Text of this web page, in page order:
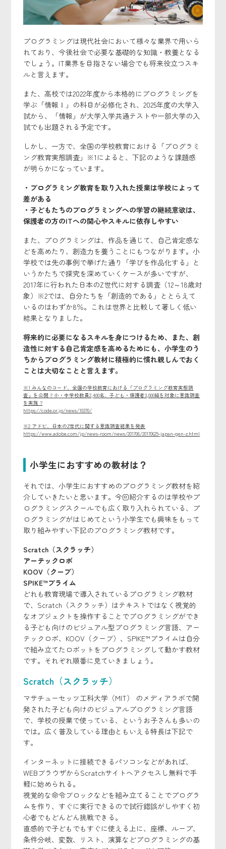
プログラミングは現代社会において様々な業界で用いら
れており、今後社会で必要な基礎的な知識・教養となる
でしょう。IT業界を目指さない場合でも将来役立つスキ
ルと言えます。
また、高校では2022年度から本格的にプログラミングを
学ぶ「情報Ⅰ」の科目が必修化され、2025年度の大学入
試から、「情報」が大学入学共通テストや一部大学の入
試でも出題される予定です。
しかし、一方で、全国の学校教育における「プログラミ
ング教育実態調査」 ※1 によると、下記のような課題感
が明らかになっています。
・プログラミング教育を取り入れた授業は学校によって
差がある
・子どもたちのプログラミングへの学習の継続意欲は、
保護者の方のITへの関心やスキルに依存しやすい
また、プログラミングは、作品を通じて、自己肯定感な
どを高めたり、創造力を養うことにもつながります。小
学校では先の事例で挙げた通り「学びを作品化する」と
いうかたちで探究を深めていくケースが多いですが、
2017年に行われた日本のZ世代に対する調査（12～18歳対
象） ※2では、自分たちを「創造的である」ととらえて
いるのはわずか8％。これは世界と比較して著しく低い
結果となりました。
将来的に必要になるスキルを身につけるため、また、創
造性に対する自己肯定感を高めるためにも、小学生のう
ちからプログラミング教材に積極的に慣れ親しんでおく
ことは大切なことと言えます。
※1 みんなのコード、全国の学校教育における「プログラミング教育実態調
査」を公開 ? 小・中学校教員2,400名、子ども・保護者3,000組を対象に意識調査
を実施 ?
https://code.or.jp/news/10370/
※2 アドビ、日本のZ世代に関する意識調査結果を発表
https://www.adobe.com/jp/news-room/news/201706/20170629-japan-gen-z.html
小学生におすすめの教材は？
それでは、小学生におすすめのプログラミング教材を紹
介していきたいと思います。今回紹介するのは学校やプ
ログラミングスクールでも広く取り入れられている、プ
ログラミングがはじめてという小学生でも興味をもって
取り組みやすい下記のプログラミング教材です。
Scratch（スクラッチ）
アーテックロボ
KOOV（クーブ）
SPIKE™プライム
どれも教育現場で導入されているプログラミング教材
で、Scratch（スクラッチ）はテキストではなく視覚的
なオブジェクトを操作することでプログラミングができ
る子ども向けのビジュアル型プログラミング言語、アー
テックロボ、KOOV（クーブ）、SPIKE™プライムは自分
で組み立てたロボットをプログラミングして動かす教材
です。それぞれ順番に見ていきましょう。
Scratch（スクラッチ）
マサチューセッツ工科大学（MIT） のメディアラボで開
発された子ども向けのビジュアルプログラミング言語
で、学校の授業で使っている、というお子さんも多いの
では。広く普及している理由ともいえる特長は下記で
す。
インターネットに接続できるパソコンなどがあれば、
WEBブラウザからScratchサイトへアクセスし無料で手
軽に始められる。
視覚的な命令ブロックなどを組み立てることでプログラ
ムを作り、すぐに実行できるので試行錯誤がしやすく初
心者でもどんどん挑戦できる。
直感的で子どもでもすぐに使える上に、座標、ループ、
条件分岐、変数、リスト、演算などプログラミングの基